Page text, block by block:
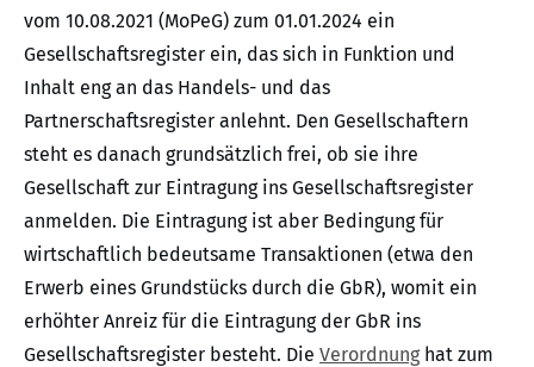
vom 10.08.2021 (MoPeG) zum 01.01.2024 ein
Gesellschaftsregister ein, das sich in Funktion und
Inhalt eng an das Handels- und das
Partnerschaftsregister anlehnt. Den Gesellschaftern
steht es danach grundsätzlich frei, ob sie ihre
Gesellschaft zur Eintragung ins Gesellschaftsregister
anmelden. Die Eintragung ist aber Bedingung für
wirtschaftlich bedeutsame Transaktionen (etwa den
Erwerb eines Grundstücks durch die GbR), womit ein
erhöhter Anreiz für die Eintragung der GbR ins
Gesellschaftsregister besteht. Die Verordnunghat zum